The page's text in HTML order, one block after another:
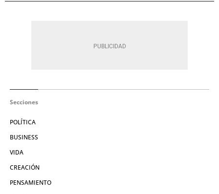
Secciones
POLÍTICA
BUSINESS
VIDA
CREACIÓN
PENSAMIENTO